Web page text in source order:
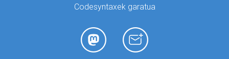
Codesyntaxek garatua